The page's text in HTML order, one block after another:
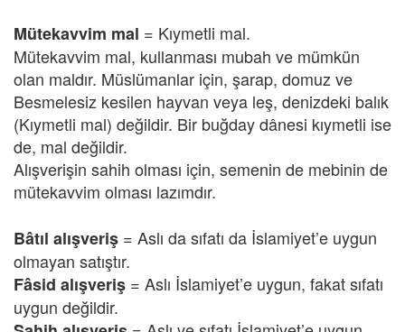
Mütekavvim mal = Kıymetli mal.
Mütekavvim mal, kullanması mubah ve mümkün
olan maldır. Müslümanlar için, şarap, domuz ve
Besmelesiz kesilen hayvan veya leş, denizdeki balık
(Kıymetli mal) değildir. Bir buğday dânesi kıymetli ise
de, mal değildir.
Alışverişin sahih olması için, semenin de mebinin de
mütekavvim olması lazımdır.
Bâtıl alışveriş = Aslı da sıfatı da İslamiyet’e uygun
olmayan satıştır.
Fâsid alışveriş = Aslı İslamiyet’e uygun, fakat sıfatı
uygun değildir.